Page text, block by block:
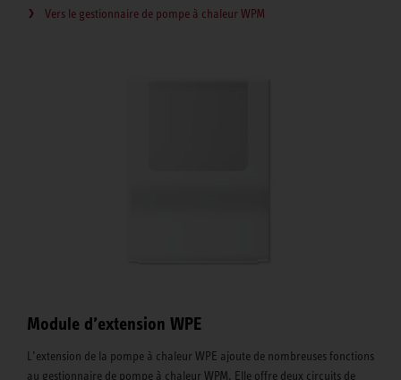
Vers le gestionnaire de pompe à chaleur WPM
Module d’extension WPE
L’extension de la pompe à chaleur WPE ajoute de nombreuses fonctions
au gestionnaire de pompe à chaleur WPM. Elle offre deux circuits de